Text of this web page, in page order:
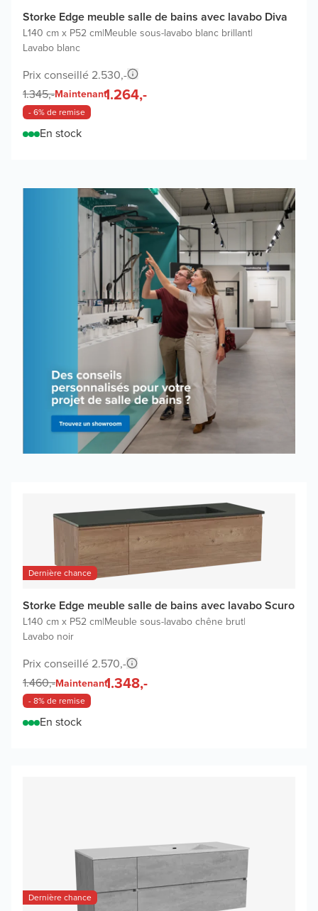
Storke Edge meuble salle de bains avec lavabo Diva
L140 cm x P52 cm|Meuble sous-lavabo blanc brillant|
Lavabo blanc
Prix conseillé 2.530,-
1.345,-Maintenant1.264,-
- 6% de remise
En stock
Dernière chance
Storke Edge meuble salle de bains avec lavabo Scuro
L140 cm x P52 cm|Meuble sous-lavabo chêne brut|
Lavabo noir
Prix conseillé 2.570,-
1.460,-Maintenant1.348,-
- 8% de remise
En stock
Dernière chance